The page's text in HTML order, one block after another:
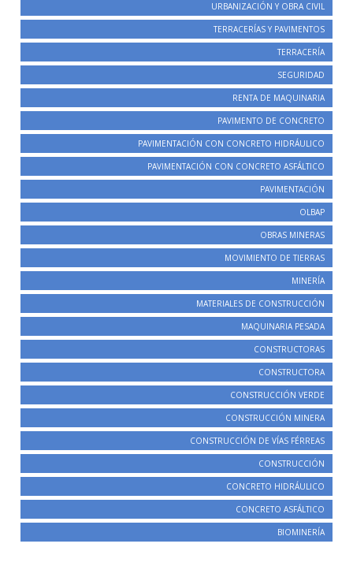
URBANIZACIÓN Y OBRA CIVIL
TERRACERÍAS Y PAVIMENTOS
TERRACERÍA
SEGURIDAD
RENTA DE MAQUINARIA
PAVIMENTO DE CONCRETO
PAVIMENTACIÓN CON CONCRETO HIDRÁULICO
PAVIMENTACIÓN CON CONCRETO ASFÁLTICO
PAVIMENTACIÓN
OLBAP
OBRAS MINERAS
MOVIMIENTO DE TIERRAS
MINERÍA
MATERIALES DE CONSTRUCCIÓN
MAQUINARIA PESADA
CONSTRUCTORAS
CONSTRUCTORA
CONSTRUCCIÓN VERDE
CONSTRUCCIÓN MINERA
CONSTRUCCIÓN DE VÍAS FÉRREAS
CONSTRUCCIÓN
CONCRETO HIDRÁULICO
CONCRETO ASFÁLTICO
BIOMINERÍA